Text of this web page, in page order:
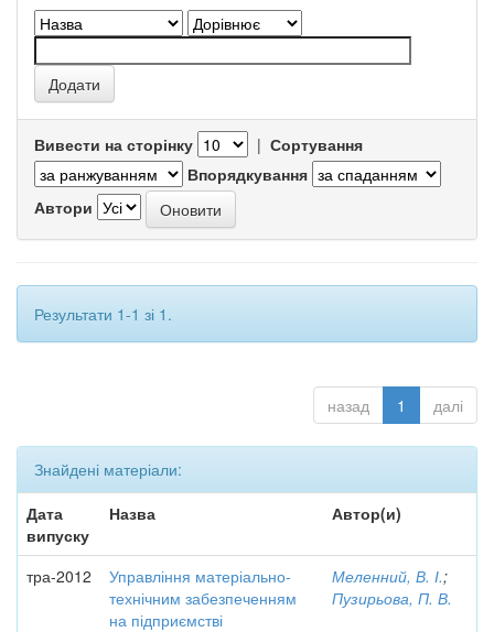
Вивести на сторінку | Сортування
Впорядкування
Автори
Результати 1-1 зі 1.
назад 1 далі
Знайдені матеріали:
Дата
випуску
Назва Автор(и)
тра-2012
Управління матеріально-
технічним забезпеченням
на підприємстві
Меленний, В. І.;
Пузирьова, П. В.